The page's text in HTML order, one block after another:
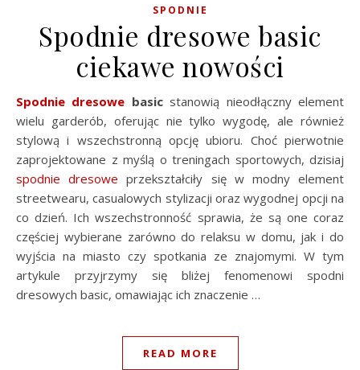
SPODNIE
Spodnie dresowe basic
ciekawe nowości
Spodnie dresowe basicstanowią nieodłączny element
wielu garderób, oferując nie tylko wygodę, ale również
stylową i wszechstronną opcję ubioru. Choć pierwotnie
zaprojektowane z myślą o treningach sportowych, dzisiaj
spodnie dresowe przekształciły się w modny element
streetwearu, casualowych stylizacji oraz wygodnej opcji na
co dzień. Ich wszechstronność sprawia, że są one coraz
częściej wybierane zarówno do relaksu w domu, jak i do
wyjścia na miasto czy spotkania ze znajomymi. W tym
artykule przyjrzymy się bliżej fenomenowi spodni
dresowych basic, omawiając ich znaczenie …
READ MORE